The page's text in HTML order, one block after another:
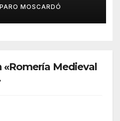
MOSCARDÓ
Medieval